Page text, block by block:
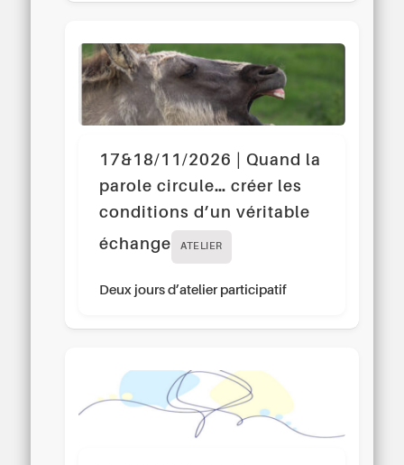
17&18/11/2026 | Quand la
parole circule… créer les
conditions d’un véritable
échange
ATELIER
Deux jours d’atelier participatif